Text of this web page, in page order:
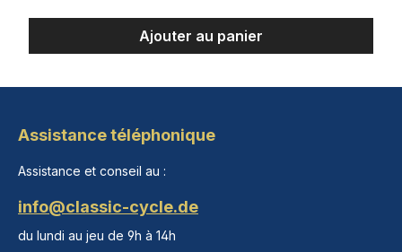
Ajouter au panier
Assistance téléphonique
Assistance et conseil au :
info@classic-cycle.de
du lundi au jeu de 9h à 14h